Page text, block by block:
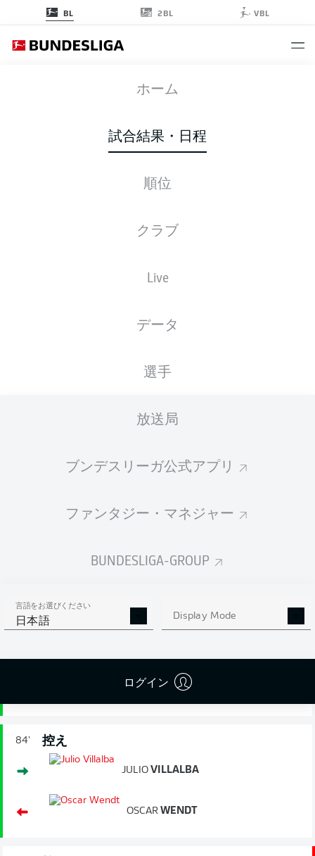
BL 2BL VBL
ホーム
試合結果・日程
順位
クラブ
Live
データ
選手
放送局
ブンデスリーガ公式アプリ
ファンタジー・マネジャー
BUNDESLIGA-GROUP
言語をお選びください
日本語 Display Mode
ログイン
BMG SGE
0 1
スターティングメンバー
BORUSSIA-PARK
広告
JULIOVILLALBA
87' イエローカード
THORGANHAZARD
84' 控え
JULIO VILLALBA
OSCAR WENDT